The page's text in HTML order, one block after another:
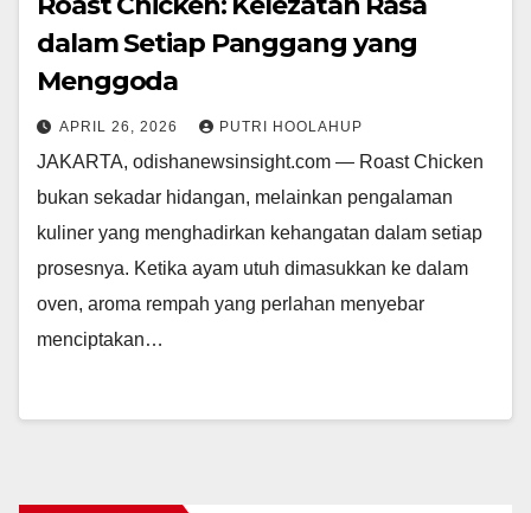
dalam Setiap Panggang yang
Menggoda
APRIL 26, 2026 PUTRI HOOLAHUP
JAKARTA, odishanewsinsight.com — Roast Chicken
bukan sekadar hidangan, melainkan pengalaman
kuliner yang menghadirkan kehangatan dalam setiap
prosesnya. Ketika ayam utuh dimasukkan ke dalam
oven, aroma rempah yang perlahan menyebar
menciptakan…